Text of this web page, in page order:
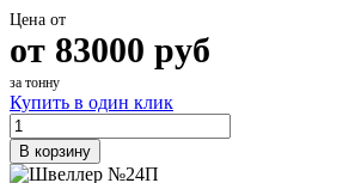
Цена от
от 83000 руб
за тонну
Купить в один клик
В корзину